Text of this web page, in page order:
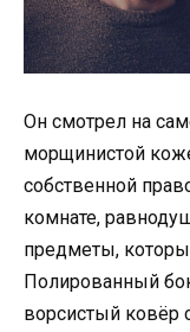
Он смотрел на
морщинистой
собственной
комнате,
предметы,
Полированный
ворсистый ковёр